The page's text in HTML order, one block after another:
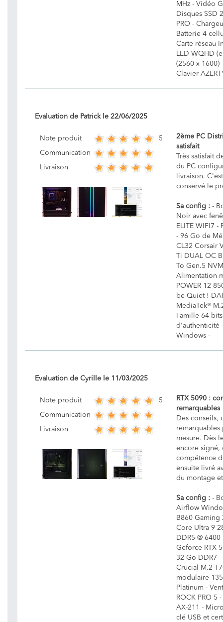
MHz - Vidéo
Disques SSD
PRO -
Batterie 4
Carte réseau
LED WQHD
(2560 x 1600)
Clavier
Evaluation de Patrickle 22/06/2025
Note produit 5
Communication
Livraison
2ème PC
satisfait
Très satisfait
du PC
livraison.
conservé le
Sa config : -
Noir avec
ELITE WIFI7
- 96 Go de
CL32 Corsair
Ti DUAL OC
To Gen.5
Alimentation
POWER 12
be Quiet !
MediaTek®
Famille 64
d'authenticité
Windows -
Evaluation de Cyrille le 11/03/2025
Note produit 5
Communication
Livraison
RTX 5090 :
remarquables
Des conseils,
remarquables
mesure. Dès
encore signé,
compétence
ensuite livré
du montage
Sa config : -
Airflow
B860 Gaming
Core Ultra 9
DDR5 @
Geforce RTX
32 Go DDR7
Crucial M.2
modulaire 135
Platinum -
ROCK PRO 5
AX-211 -
clé USB et